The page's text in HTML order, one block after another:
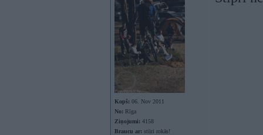
Kopš: 06. Nov 2011
No: Rīga
Ziņojumi: 4158
Braucu ar: stūri rokās!